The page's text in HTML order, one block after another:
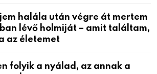
halála után végre át mertem
lévő holmiját – amit találtam,
az életemet
folyik a nyálad, az annak a